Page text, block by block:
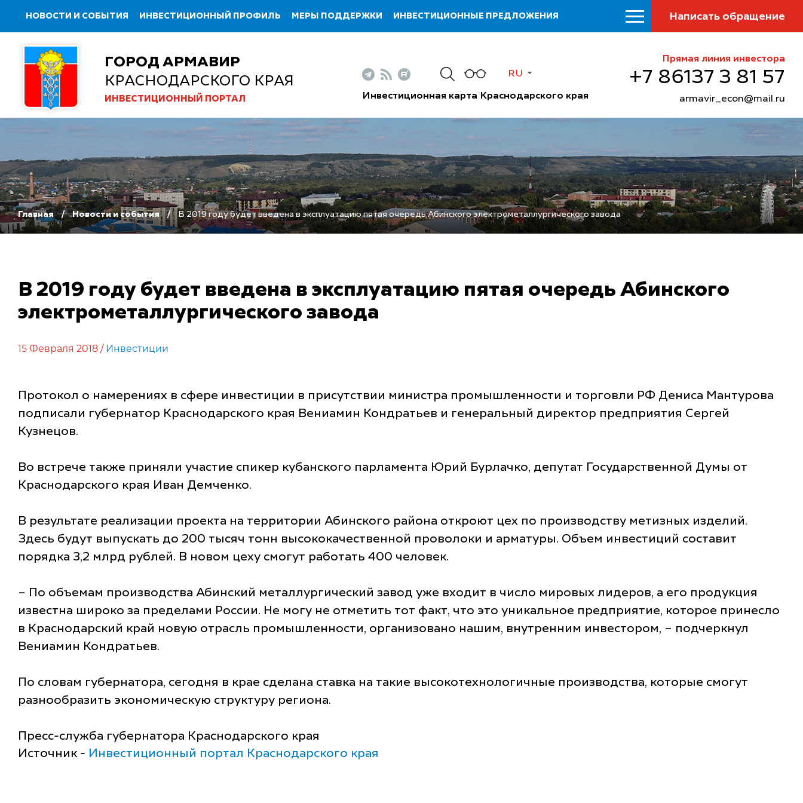
НОВОСТИ И СОБЫТИЯ ИНВЕСТИЦИОННЫЙ ПРОФИЛЬ МЕРЫ ПОДДЕРЖКИ ИНВЕСТИЦИОННЫЕ ПРЕДЛОЖЕНИЯ Написать обращение
ГОРОД АРМАВИР
КРАСНОДАРСКОГО КРАЯ
ИНВЕСТИЦИОННЫЙ ПОРТАЛ
RU
Инвестиционная карта Краснодарского края
Прямая линия инвестора
+7 86137 3 81 57
armavir_econ@mail.ru
Главная Новости и события В 2019 году будет введена в эксплуатацию пятая очередь Абинского электрометаллургического завода
В 2019 году будет введена в эксплуатацию пятая очередь Абинского
электрометаллургического завода
15 Февраля 2018 / Инвестиции
Протокол о намерениях в сфере инвестиции в присутствии министра промышленности и торговли РФ Дениса Мантурова
подписали губернатор Краснодарского края Вениамин Кондратьев и генеральный директор предприятия Сергей
Кузнецов.
Во встрече также приняли участие спикер кубанского парламента Юрий Бурлачко, депутат Государственной Думы от
Краснодарского края Иван Демченко.
В результате реализации проекта на территории Абинского района откроют цех по производству метизных изделий.
Здесь будут выпускать до 200 тысяч тонн высококачественной проволоки и арматуры. Объем инвестиций составит
порядка 3,2 млрд рублей. В новом цеху смогут работать 400 человек.
– По объемам производства Абинский металлургический завод уже входит в число мировых лидеров, а его продукция
известна широко за пределами России. Не могу не отметить тот факт, что это уникальное предприятие, которое принесло
в Краснодарский край новую отрасль промышленности, организовано нашим, внутренним инвестором, – подчеркнул
Вениамин Кондратьев.
По словам губернатора, сегодня в крае сделана ставка на такие высокотехнологичные производства, которые смогут
разнообразить экономическую структуру региона.
Пресс-служба губернатора Краснодарского края
Источник - Инвестиционный портал Краснодарского края